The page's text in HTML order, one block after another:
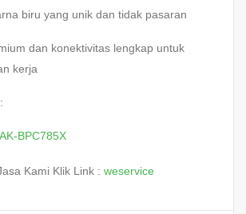
biru yang unik dan tidak pasaran
dan konektivitas lengkap untuk
kerja
BPC785X
Kami Klik Link : weservice